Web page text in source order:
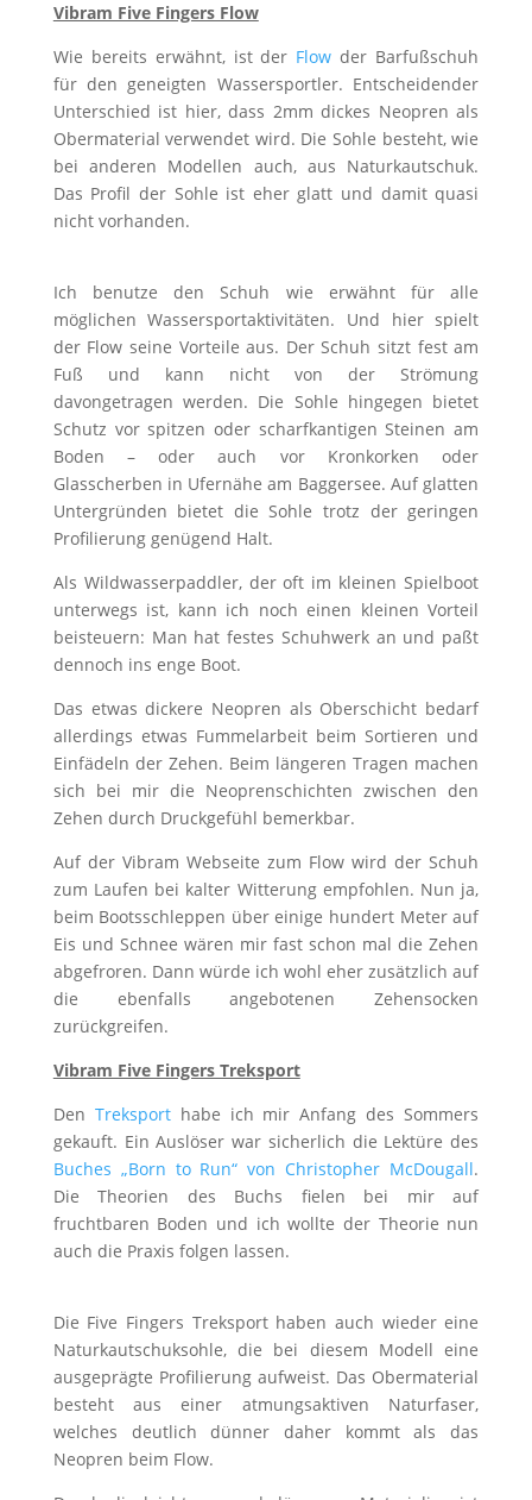
Vibram Five Fingers Flow
Wie bereits erwähnt, ist der Flow der Barfußschuh
für den geneigten Wassersportler. Entscheidender
Unterschied ist hier, dass 2mm dickes Neopren als
Obermaterial verwendet wird. Die Sohle besteht, wie
bei anderen Modellen auch, aus Naturkautschuk.
Das Profil der Sohle ist eher glatt und damit quasi
nicht vorhanden.
Ich benutze den Schuh wie erwähnt für alle
möglichen Wassersportaktivitäten. Und hier spielt
der Flow seine Vorteile aus. Der Schuh sitzt fest am
Fuß und kann nicht von der Strömung
davongetragen werden. Die Sohle hingegen bietet
Schutz vor spitzen oder scharfkantigen Steinen am
Boden – oder auch vor Kronkorken oder
Glasscherben in Ufernähe am Baggersee. Auf glatten
Untergründen bietet die Sohle trotz der geringen
Profilierung genügend Halt.
Als Wildwasserpaddler, der oft im kleinen Spielboot
unterwegs ist, kann ich noch einen kleinen Vorteil
beisteuern: Man hat festes Schuhwerk an und paßt
dennoch ins enge Boot.
Das etwas dickere Neopren als Oberschicht bedarf
allerdings etwas Fummelarbeit beim Sortieren und
Einfädeln der Zehen. Beim längeren Tragen machen
sich bei mir die Neoprenschichten zwischen den
Zehen durch Druckgefühl bemerkbar.
Auf der Vibram Webseite zum Flow wird der Schuh
zum Laufen bei kalter Witterung empfohlen. Nun ja,
beim Bootsschleppen über einige hundert Meter auf
Eis und Schnee wären mir fast schon mal die Zehen
abgefroren. Dann würde ich wohl eher zusätzlich auf
die ebenfalls angebotenen Zehensocken
zurückgreifen.
Vibram Five Fingers Treksport
Den Treksporthabe ich mir Anfang des Sommers
gekauft. Ein Auslöser war sicherlich die Lektüre des
Buches „Born to Run“ von Christopher McDougall.
Die Theorien des Buchs fielen bei mir auf
fruchtbaren Boden und ich wollte der Theorie nun
auch die Praxis folgen lassen.
Die Five Fingers Treksport haben auch wieder eine
Naturkautschuksohle, die bei diesem Modell eine
ausgeprägte Profilierung aufweist. Das Obermaterial
besteht aus einer atmungsaktiven Naturfaser,
welches deutlich dünner daher kommt als das
Neopren beim Flow.